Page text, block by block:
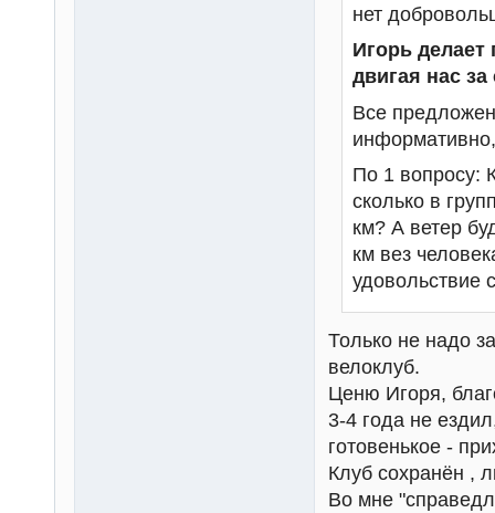
нет
Игорь делает
двигая нас
Все
По 1 вопросу:
сколько в
км? А ветер
км вез
удовольствие
Только не надо
велоклуб.
Ценю Игоря,
3-4 года не
готовенькое -
Клуб сохранён ,
Во мне